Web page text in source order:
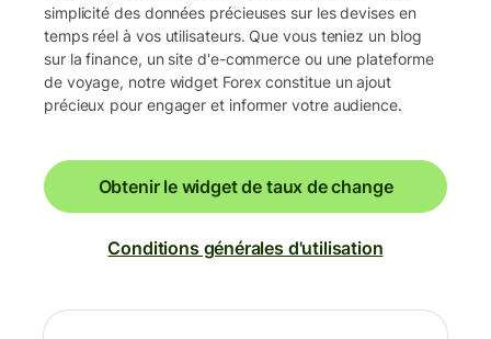
simplicité des données précieuses sur les devises en
temps réel à vos utilisateurs. Que vous teniez un blog
sur la finance, un site d'e-commerce ou une plateforme
de voyage, notre widget Forex constitue un ajout
précieux pour engager et informer votre audience.
Obtenir le widget de taux de change
Conditions générales d'utilisation